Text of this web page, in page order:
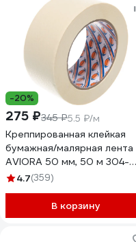
-20%
275 ₽345 ₽5.5 ₽/м
Креппированная клейкая
бумажная/малярная лента
AVIORA 50 мм, 50 м 304-
0104.7(359)
В корзину